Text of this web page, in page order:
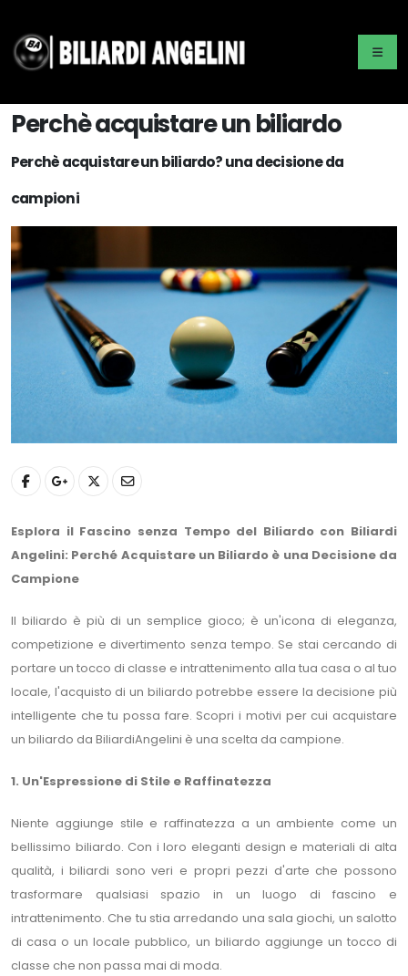
Perchè acquistare un biliardo
Perchè acquistare un biliardo? una decisione da
campioni
Esplora il Fascino senza Tempo del Biliardo con Biliardi
Angelini: Perché Acquistare un Biliardo è una Decisione da
Campione
Il biliardo è più di un semplice gioco; è un'icona di eleganza,
competizione e divertimento senza tempo. Se stai cercando di
portare un tocco di classe e intrattenimento alla tua casa o al tuo
locale, l'acquisto di un biliardo potrebbe essere la decisione più
intelligente che tu possa fare. Scopri i motivi per cui acquistare
un biliardo da BiliardiAngelini è una scelta da campione.
1. Un'Espressione di Stile e Raffinatezza
Niente aggiunge stile e raffinatezza a un ambiente come un
bellissimo biliardo. Con i loro eleganti design e materiali di alta
qualità, i biliardi sono veri e propri pezzi d'arte che possono
trasformare qualsiasi spazio in un luogo di fascino e
intrattenimento. Che tu stia arredando una sala giochi, un salotto
di casa o un locale pubblico, un biliardo aggiunge un tocco di
classe che non passa mai di moda.